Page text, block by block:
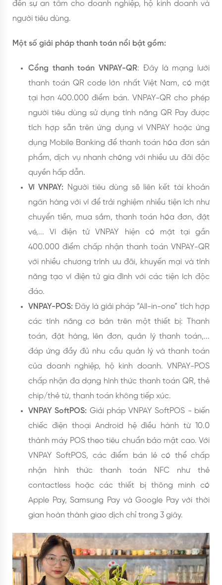
đến sự an tâm cho doanh nghiệp, hộ kinh doanh và
người tiêu dùng.
Một số giải pháp thanh toán nổi bật gồm:
Cổng thanh toán VNPAY-QR: Đây là mạng lưới
thanh toán QR code lớn nhất Việt Nam, có mặt
tại hơn 400.000 điểm bán. VNPAY-QR cho phép
người tiêu dùng sử dụng tính năng QR Pay được
tích hợp sẵn trên ứng dụng ví VNPAY hoặc ứng
dụng Mobile Banking để thanh toán hóa đơn sản
phẩm, dịch vụ nhanh chóng với nhiều ưu đãi độc
quyền hấp dẫn.
Ví VNPAY: Người tiêu dùng sẽ liên kết tài khoản
ngân hàng với ví để trải nghiệm nhiều tiện ích như
chuyển tiền, mua sắm, thanh toán hóa đơn, đặt
vé,... Ví điện tử VNPAY hiện có mặt tại gần
400.000 điểm chấp nhận thanh toán VNPAY-QR
với nhiều chương trình ưu đãi, khuyến mại và tính
năng tạo ví điện tử gia đình với các tiện ích độc
đáo.
VNPAY-POS: Đây là giải pháp “All-in-one” tích hợp
các tính năng cơ bản trên một thiết bị: Thanh
toán, đặt hàng, lên đơn, quản lý thanh toán,...
đáp ứng đầy đủ nhu cầu quản lý và thanh toán
của doanh nghiệp, hộ kinh doanh. VNPAY-POS
chấp nhận đa dạng hình thức thanh toán QR, thẻ
chip/thẻ từ, thanh toán không tiếp xúc.
VNPAY SoftPOS: Giải pháp VNPAY SoftPOS - biến
chiếc điện thoại Android hệ điều hành từ 10.0
thành máy POS theo tiêu chuẩn bảo mật cao. Với
VNPAY SoftPOS, các điểm bán lẻ có thể chấp
nhận hình thức thanh toán NFC như thẻ
contactless hoặc các thiết bị thông minh có
Apple Pay, Samsung Pay và Google Pay với thời
gian hoàn thành giao dịch chỉ trong 3 giây.